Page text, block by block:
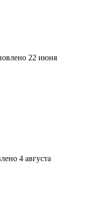
22 июня
4 августа